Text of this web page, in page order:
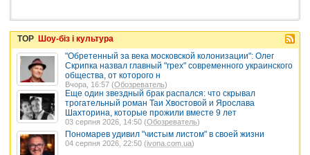
TOP Шоу-біз і культура
"Обретенный за века московской колонизации": Олег
Скрипка назвал главный "грех" современного украинского
общества, от которого н
Вчора, 16:57 (Обозреватель)
Еще один звездный брак распался: что скрывал
трогательный роман Таи Хвостовой и Ярослава
Шахторина, которые прожили вместе 9 лет
03 серпня 2026, 14:50 (Обозреватель)
Пономарев удивил "чистым листом" в своей жизни
04 серпня 2026, 22:50 (ivona.com.ua)